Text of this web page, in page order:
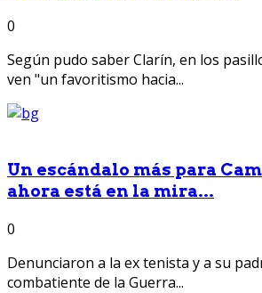
0
Según pudo saber Clarín, en los
ven "un favoritismo hacia...
Un escándalo más para
ahora está en la mira...
0
Denunciaron a la ex tenista y a su
combatiente de la Guerra...